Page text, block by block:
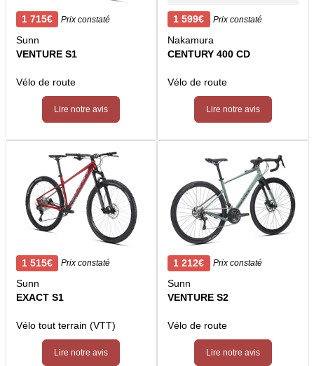
1 715€ Prix constaté
Sunn
VENTURE S1
Vélo de route
Lire notre avis
1 599€ Prix constaté
Nakamura
CENTURY 400 CD
Vélo de route
Lire notre avis
1 515€ Prix constaté
Sunn
EXACT S1
Vélo tout terrain (VTT)
Lire notre avis
1 212€ Prix constaté
Sunn
VENTURE S2
Vélo de route
Lire notre avis